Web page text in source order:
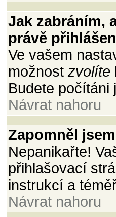
Jak zabráním,
právě
Ve vašem
možnost zvolíte
Budete počítáni
Návrat nahoru
Zapomněl
Nepanikařte!
přihlašovací
instrukcí a
Návrat nahoru